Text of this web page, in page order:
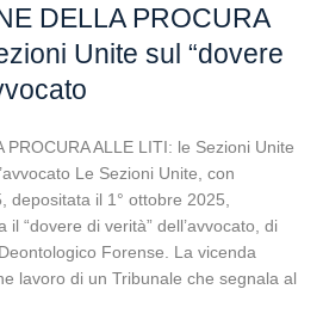
DELLA PROCURA
Unite sul “dovere
PROCURA ALLE LITI: le Sezioni Unite
Le Sezioni Unite, con
depositata il 1° ottobre 2025,
“dovere di verità” dell’avvocato, di
Forense. La vicenda
lavoro di un Tribunale che segnala al